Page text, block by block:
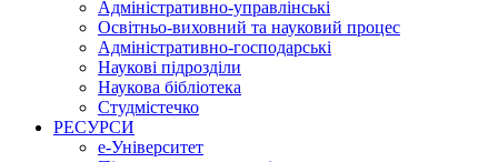
Адміністративно-управлінські
Освітньо-виховний та науковий процес
Адміністративно-господарські
Наукові підрозділи
Наукова бібліотека
Студмістечко
РЕСУРСИ
е-Університет